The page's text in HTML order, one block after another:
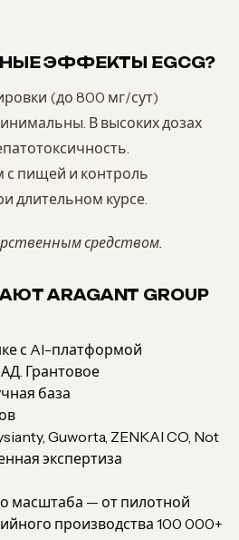
ЭФФЕКТЫ EGCG?
(до 800 мг/сут)
В высоких дозах
с пищей и контроль
длительном курсе.
средством.
ARAGANT GROUP
с AI-платформой
Грантовое
база
Guworta, ZENKAI CO, Not
экспертиза
масштаба — от пилотной
производства 100 000+